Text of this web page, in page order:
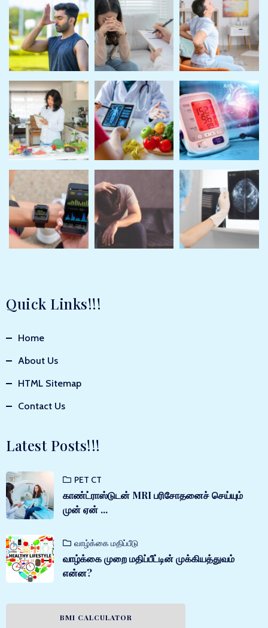
Quick Links!!!
Home
About Us
HTML Sitemap
Contact Us
Latest Posts!!!
PET CT
காண்ட்ராஸ்டுடன் MRI பரிசோதனைச் செய்யும்
முன் ஏன் ...
வாழ்க்கை மதிப்பீடு
வாழ்க்கை முறை மதிப்பீட்டின் முக்கியத்துவம்
என்ன?
BMI CALCULATOR